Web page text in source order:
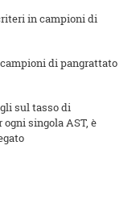
in campioni di
di pangrattato
sul tasso di
singola AST, è